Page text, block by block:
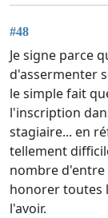
#48
Je signe parce
d'assermenter
le simple fait
l'inscription
stagiaire... en
tellement
nombre
honorer toutes
l'avoir.